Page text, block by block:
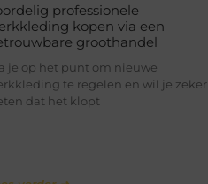
professionele
kopen via een
groothandel
je op het punt om nieuwe
te regelen en wil je zeker
dat het klopt